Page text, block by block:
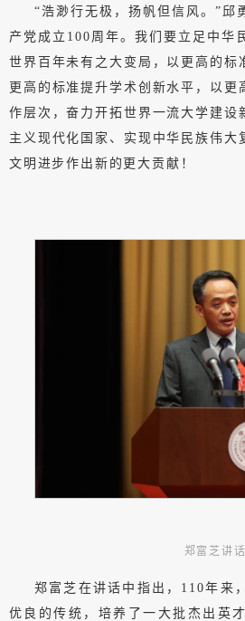
“浩渺行无极，扬帆但信风。”邱
产党成立100周年。我们要立足中华
世界百年未有之大变局，以更高的标
更高的标准提升学术创新水平，以更
作层次，奋力开拓世界一流大学建设
主义现代化国家、实现中华民族伟大
文明进步作出新的更大贡献！
郑富芝讲话
郑富芝在讲话中指出，110年来
优良的传统，培养了一大批杰出英